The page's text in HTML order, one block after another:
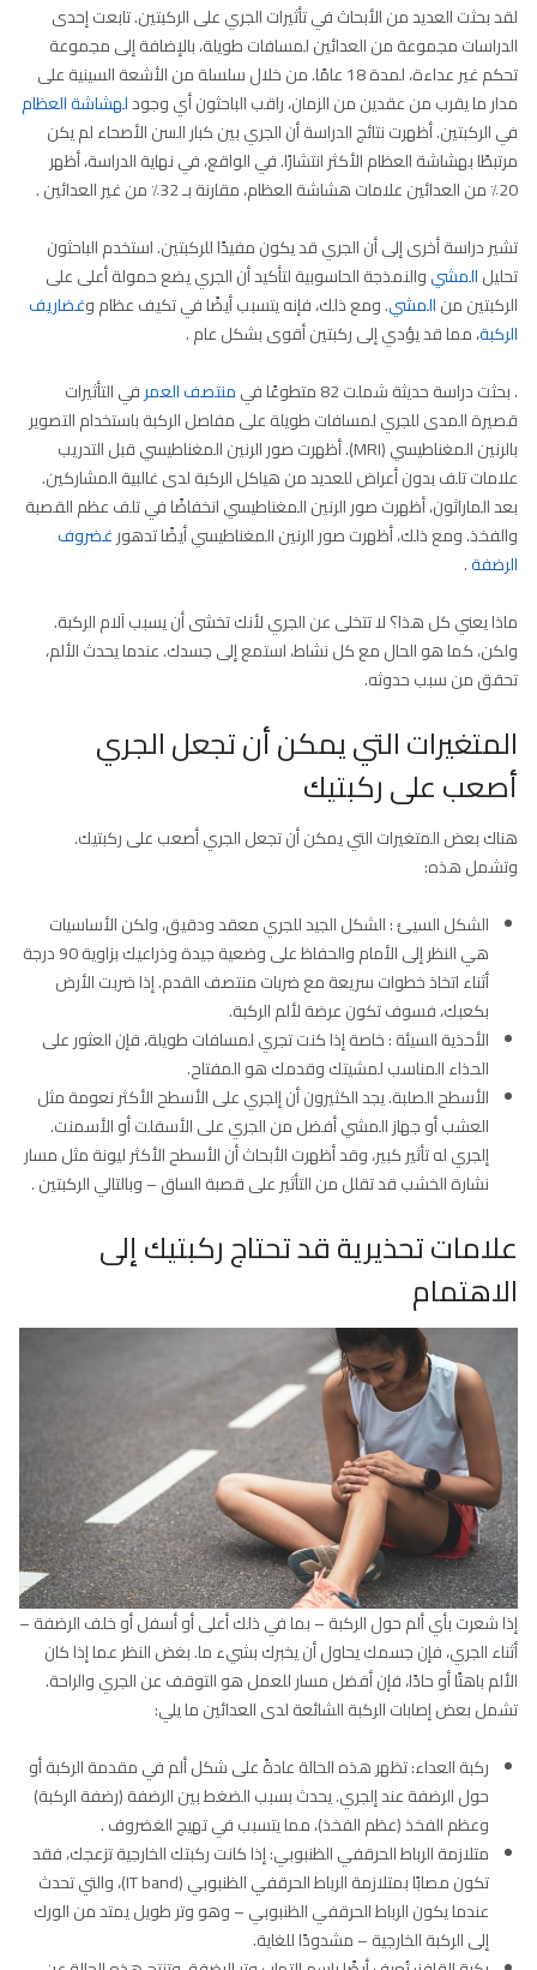
لقد بحثت العديد من الأبحاث في تأثيرات الجري على الركبتين. تابعت إحدى
الدراسات مجموعة من العدائين لمسافات طويلة، بالإضافة إلى مجموعة
تحكم غير عداءة، لمدة 18 عامًا. من خلال سلسلة من الأشعة السينية على
مدار ما يقرب من عقدين من الزمان، راقب الباحثون أي وجودلهشاشة العظام
في الركبتين. أظهرت نتائج الدراسة أن الجري بين كبار السن الأصحاء لم يكن
مرتبطًا بهشاشة العظام الأكثر انتشارًا. في الواقع، في نهاية الدراسة، أظهر
20٪ من العدائين علامات هشاشة العظام، مقارنة بـ 32٪ من غير العدائين .
تشير دراسة أخرى إلى أن الجري قد يكون مفيدًا للركبتين. استخدم الباحثون
تحليلالمشيوالنمذجة الحاسوبية لتأكيد أن الجري يضع حمولة أعلى على
الركبتين منالمشي. ومع ذلك، فإنه يتسبب أيضًا في تكيف عظام وغضاريف
الركبة، مما قد يؤدي إلى ركبتين أقوى بشكل عام .
. بحثت دراسة حديثة شملت 82 متطوعًا في
منتصف العمرفي التأثيرات
قصيرة المدى للجري لمسافات طويلة على مفاصل الركبة باستخدام التصوير
بالرنين المغناطيسي (MRI). أظهرت صور الرنين المغناطيسي قبل التدريب
علامات تلف بدون أعراض للعديد من هياكل الركبة لدى غالبية المشاركين.
بعد الماراثون، أظهرت صور الرنين المغناطيسي انخفاضًا في تلف عظم القصبة
والفخذ. ومع ذلك، أظهرت صور الرنين المغناطيسي أيضًا تدهورغضروف
الرضفة.
ماذا يعني كل هذا؟ لا تتخلى عن الجري لأنك تخشى أن يسبب آلام الركبة.
ولكن، كما هو الحال مع كل نشاط، استمع إلى جسدك. عندما يحدث الألم،
تحقق من سبب حدوثه.
المتغيرات التي يمكن أن تجعل الجري
أصعب على ركبتيك
هناك بعض المتغيرات التي يمكن أن تجعل الجري أصعب على ركبتيك.
وتشمل هذه:
الشكل السيئ : الشكل الجيد للجري معقد ودقيق، ولكن الأساسيات
هي النظر إلى الأمام والحفاظ على وضعية جيدة وذراعيك بزاوية 90 درجة
أثناء اتخاذ خطوات سريعة مع ضربات منتصف القدم. إذا ضربت الأرض
بكعبك، فسوف تكون عرضة لألم الركبة.
الأحذية السيئة : خاصة إذا كنت تجري لمسافات طويلة، فإن العثور على
الحذاء المناسب لمشيتك وقدمك هو المفتاح.
الأسطح الصلبة. يجد الكثيرون أن إلجري على الأسطح الأكثر نعومة مثل
العشب أو جهاز المشي أفضل من الجري على الأسفلت أو الأسمنت.
إلجري له تأثير كبير، وقد أظهرت الأبحاث أن الأسطح الأكثر ليونة مثل مسار
نشارة الخشب قد تقلل من التأثير على قصبة الساق – وبالتالي الركبتين .
علامات تحذيرية قد تحتاج ركبتيك إلى
الاهتمام
إذا شعرت بأي ألم حول الركبة – بما في ذلك أعلى أو أسفل أو خلف الرضفة –
أثناء الجري، فإن جسمك يحاول أن يخبرك بشيء ما. بغض النظر عما إذا كان
الألم باهتًا أو حادًا، فإن أفضل مسار للعمل هو التوقف عن الجري والراحة.
تشمل بعض إصابات الركبة الشائعة لدى العدائين ما يلي:
ركبة العداء: تظهر هذه الحالة عادةً على شكل ألم في مقدمة الركبة أو
حول الرضفة عند إلجري. يحدث بسبب الضغط بين الرضفة (رضفة الركبة)
وعظم الفخذ (عظم الفخذ)، مما يتسبب في تهيج الغضروف .
متلازمة الرباط الحرقفي الظنبوبي: إذا كانت ركبتك الخارجية تزعجك، فقد
تكون مصابًا بمتلازمة الرباط الحرقفي الظنبوبي (IT band)، والتي تحدث
عندما يكون الرباط الحرقفي الظنبوبي – وهو وتر طويل يمتد من الورك
إلى الركبة الخارجية – مشدودًا للغاية.